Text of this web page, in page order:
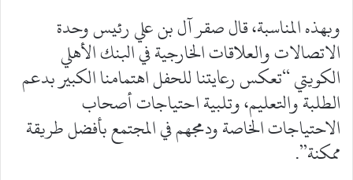
وبهذه المناسبة، قال صقر آل بن علي رئيس وحدة
الاتصالات والعلاقات الخارجية في البنك الأهلي
الكويتي “تعكس رعايتنا للحفل اهتمامنا الكبير بدعم
الطلبة والتعليم، وتلبية احتياجات أصحاب
الاحتياجات الخاصة ودمجهم في المجتمع بأفضل طريقة
ممكنة”.